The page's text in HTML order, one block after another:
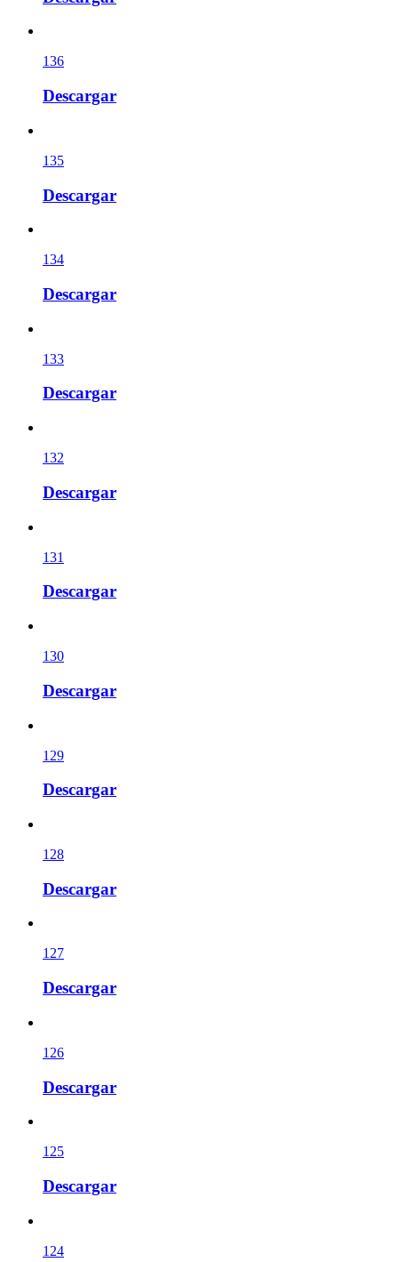
136
Descargar
135
Descargar
134
Descargar
133
Descargar
132
Descargar
131
Descargar
130
Descargar
129
Descargar
128
Descargar
127
Descargar
126
Descargar
125
Descargar
124